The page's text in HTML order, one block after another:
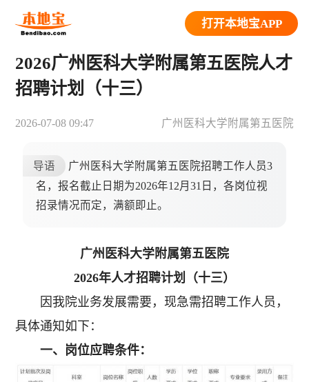
打开本地宝APP
2026广州医科大学附属第五医院人才
招聘计划（十三）
2026-07-08 09:47 广州医科大学附属第五医院
导语
广州医科大学附属第五医院招聘工作人员3
名，报名截止日期为2026年12月31日，各岗位视
招录情况而定，满额即止。
广州医科大学附属第五医院
2026年人才招聘计划（十三）
因我院业务发展需要，现急需招聘工作人员，
具体通知如下：
一、岗位应聘条件：